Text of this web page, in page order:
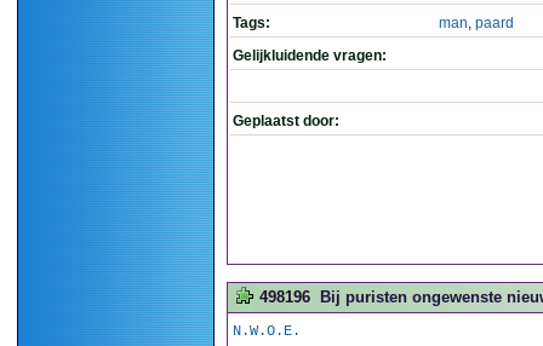
Tags:
man, paard
Gelijkluidende vragen:
Geplaatst door:
498196 Bij puristen ongewenste
N.W.O.E.